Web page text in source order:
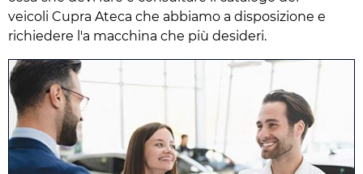
veicoli Cupra Ateca che abbiamo a disposizione e
richiedere l'a macchina che più desideri.